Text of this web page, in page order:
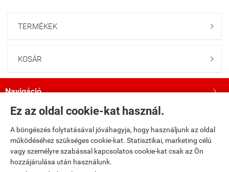
Ez az oldal cookie-kat használ.
A böngészés folytatásával jóváhagyja, hogy használjunk az oldal
működéséhez szükséges cookie-kat. Statisztikai, marketing célú
vagy személyre szabással kapcsolatos cookie-kat csak az Ön
hozzájárulása után használunk.
TERMÉKEK 
KOSÁR 
Navigáció 
Bemutatkozás